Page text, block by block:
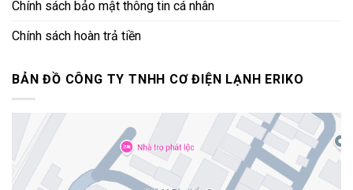
Chính sách bảo mật thông tin cá nhân
Chính sách hoàn trả tiền
BẢN ĐỒ CÔNG TY TNHH CƠ ĐIỆN LẠNH ERIKO